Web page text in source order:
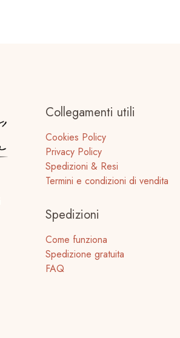
Collegamenti utili
Cookies Policy
Privacy Policy
Spedizioni & Resi
Termini e condizioni di vendita
Spedizioni
Come funziona
Spedizione gratuita
FAQ